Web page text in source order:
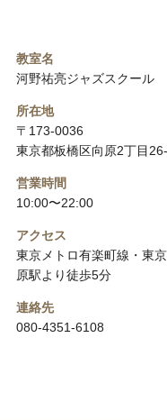
教室名
河野祐亮ジャズスクール
所在地
〒173-0036
東京都板橋区向原2丁目
営業時間
10:00〜22:00
アクセス
東京メトロ有楽町線・東
原駅より徒歩5分
連絡先
080-4351-6108